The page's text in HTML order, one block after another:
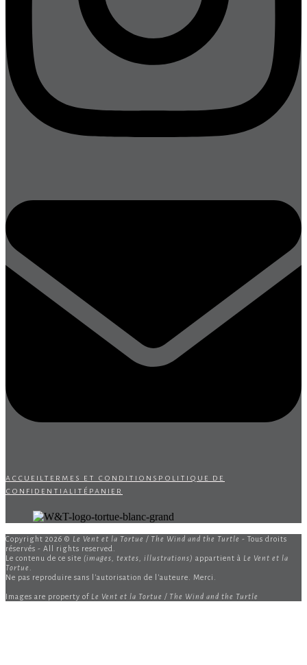
accueil termes et conditions politique de
confidentialité panier
Copyright 2026 © Le Vent et la Tortue / The Wind and the Turtle - Tous droits
réservés - All rights reserved.
Le contenu de ce site (images, textes, illustrations) appartient à Le Vent et la
Tortue
Ne pas reproduire sans l'autorisation de l'auteure. Merci.
Images are property of Le Vent et la Tortue / The Wind and the Turtle